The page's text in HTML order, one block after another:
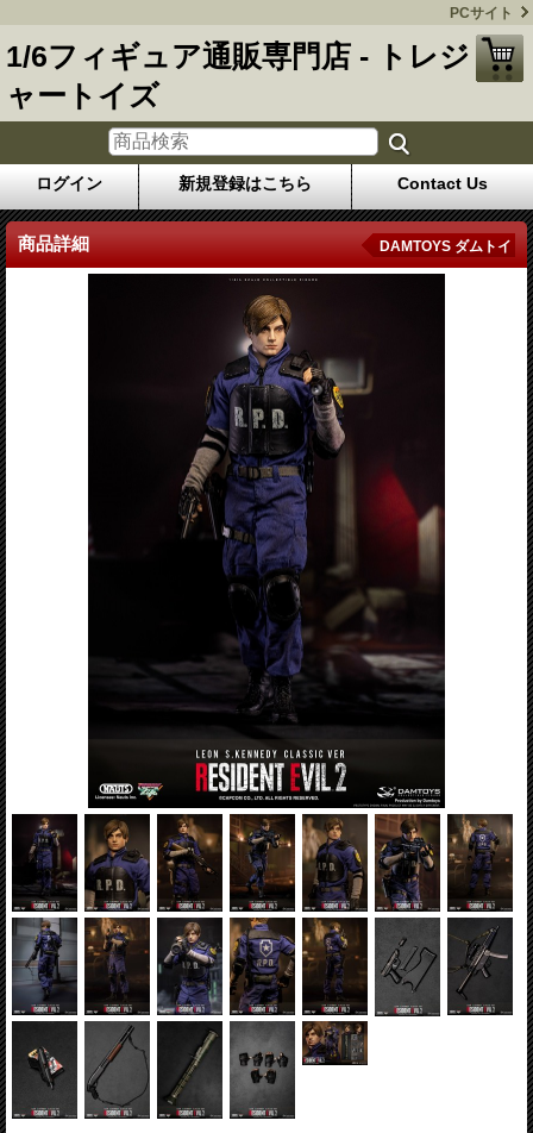
PCサイト
1/6フィギュア通販専門店 - トレジ
ャートイズ
ログイン 新規登録はこちら Contact Us
商品詳細 DAMTOYS ダムトイ